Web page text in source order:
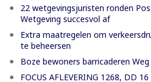
22 wetgevingsjuristen ronden
Wetgeving succesvol af
Extra maatregelen om
te beheersen
Boze bewoners barricaderen
FOCUS AFLEVERING 1268, DD